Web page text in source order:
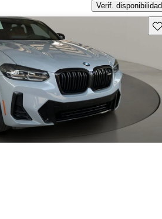
Verif. disponibilidad